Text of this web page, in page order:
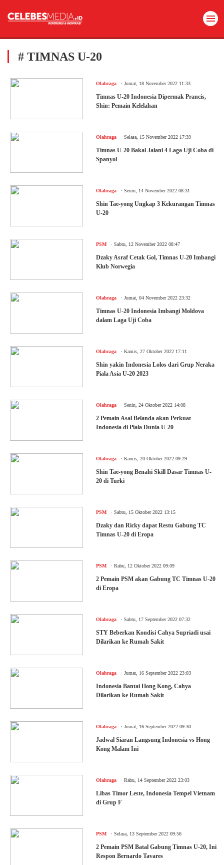
# TIMNAS U-20
Olahraga Jumat, 18 November 2022 11:33
Timnas U-20 Indonesia Dipermak Prancis,
Shin: Pemain Kelelahan
Olahraga Selasa, 15 November 2022 17:39
Timnas U-20 Bakal Jalani 4 Laga Uji Coba di
Spanyol
Olahraga Senin, 14 November 2022 08:31
Shin Tae-yong Ungkap 3 Kekurangan Timnas
U-20
PSM Sabtu, 12 November 2022 08:47
Dzaky Asraf Cetak Gol, Timnas U-20 Imbangi
Klub Norwegia
Olahraga Jumat, 04 November 2022 23:32
Timnas U-20 Indonesia Imbangi Moldova
dalam Laga Uji Coba
Olahraga Kamis, 27 Oktober 2022 17:11
Shin yakin Indonesia Lolos dari Grup Neraka
Piala Asia U-20 2023
Olahraga Senin, 24 Oktober 2022 14:08
2 Pemain Asal Belanda akan Perkuat
Indonesia di Piala Dunia U-20
Olahraga Kamis, 20 Oktober 2022 09:29
Shin Tae-yong Benahi Skill Dasar Timnas U-
20 di Turki
PSM Sabtu, 15 Oktober 2022 13:15
Dzaky dan Ricky dapat Restu Gabung TC
Timnas U-20 di Eropa
PSM Rabu, 12 Oktober 2022 09:09
2 Pemain PSM akan Gabung TC Timnas U-20
di Eropa
Olahraga Sabtu, 17 September 2022 07:32
STY Beberkan Kondisi Cahya Supriadi usai
Dilarikan ke Rumah Sakit
Olahraga Jumat, 16 September 2022 23:03
Indonesia Bantai Hong Kong, Cahya
Dilarikan ke Rumah Sakit
Olahraga Jumat, 16 September 2022 09:30
Jadwal Siaran Langsung Indonesia vs Hong
Kong Malam Ini
Olahraga Rabu, 14 September 2022 23:03
Libas Timor Leste, Indonesia Tempel Vietnam
di Grup F
PSM Selasa, 13 September 2022 09:56
2 Pemain PSM Batal Gabung Timnas U-20, Ini
Respon Bernardo Tavares